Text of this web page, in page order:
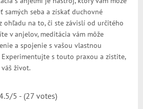
samých seba a získať duchovné
ohľadu na to, či ste závislí od určitého
v anjelov, meditácia vám môže
a spojenie s vašou vlastnou
s touto praxou a zistite,
život.
5 - (27 votes)